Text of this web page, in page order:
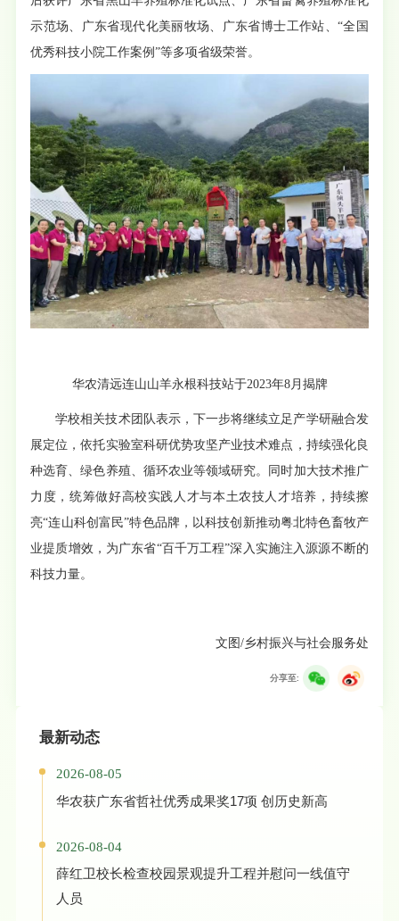
示范场、广东省现代化美丽牧场、广东省博士工作站、“全国
优秀科技小院工作案例”等多项省级荣誉。
华农清远连山山羊永根科技站于2023年8月揭牌
学校相关技术团队表示，下一步将继续立足产学研融合发
展定位，依托实验室科研优势攻坚产业技术难点，持续强化良
种选育、绿色养殖、循环农业等领域研究。同时加大技术推广
力度，统筹做好高校实践人才与本土农技人才培养，持续擦
亮“连山科创富民”特色品牌，以科技创新推动粤北特色畜牧产
业提质增效，为广东省“百千万工程”深入实施注入源源不断的
科技力量。
文图/乡村振兴与社会服务处
分享至:
最新动态
2026-08-05
华农获广东省哲社优秀成果奖17项 创历史新高
2026-08-04
薛红卫校长检查校园景观提升工程并慰问一线值守
人员